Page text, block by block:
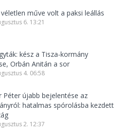
műve volt a paksi leállás
6. 13:21
kész a Tisza-kormány
Orbán Anitán a sor
4. 06:58
Péter újabb bejelentése az
hatalmas spórolásba kezdett
2. 12:37